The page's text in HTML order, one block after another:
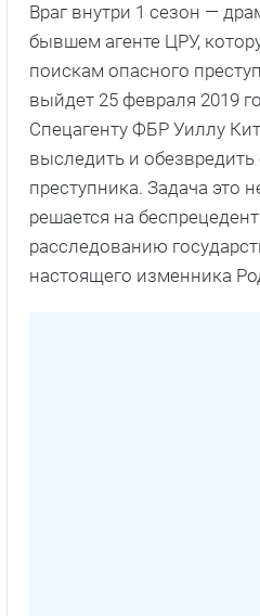
Враг внутри 1 сезон —
бывшем агенте ЦРУ,
поискам опасного
выйдет 25 февраля 2019
Спецагенту ФБР Уиллу
выследить и обезвредить
преступника. Задача это
решается на
расследованию
настоящего изменника